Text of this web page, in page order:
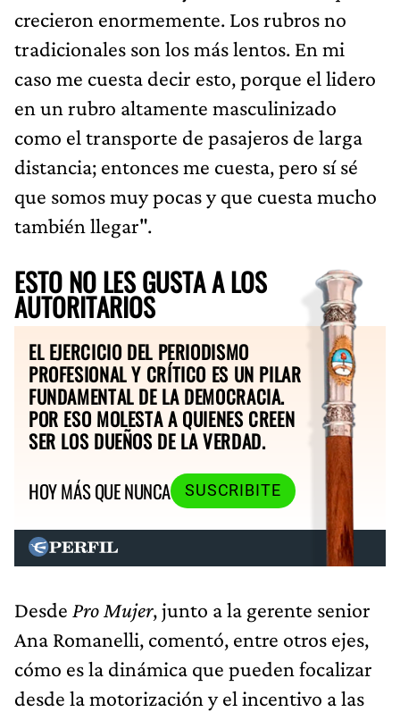
crecieron enormemente. Los rubros no
tradicionales son los más lentos. En mi
caso me cuesta decir esto, porque el lidero
en un rubro altamente masculinizado
como el transporte de pasajeros de larga
distancia; entonces me cuesta, pero sí sé
que somos muy pocas y que cuesta mucho
también llegar".
ESTO NO LES GUSTA A LOS
AUTORITARIOS
EL EJERCICIO DEL PERIODISMO
PROFESIONAL Y CRÍTICO ES UN PILAR
FUNDAMENTAL DE LA DEMOCRACIA.
POR ESO MOLESTA A QUIENES CREEN
SER LOS DUEÑOS DE LA VERDAD.
HOY MÁS QUE NUNCA
SUSCRIBITE
Desde Pro Mujer, junto a la gerente senior
Ana Romanelli, comentó, entre otros ejes,
cómo es la dinámica que pueden focalizar
desde la motorización y el incentivo a las